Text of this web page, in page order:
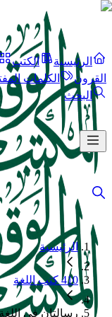
الرئيسية الكتب
القرون
الكلمات
البحث
الرئيسية
410 كتب اللغة
رسالتان في